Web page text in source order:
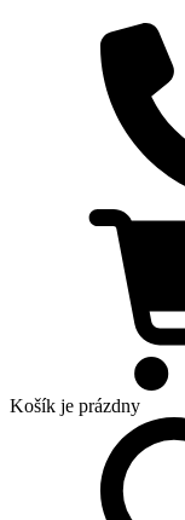
Košík je prázdny